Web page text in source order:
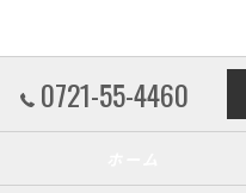
0721-55-4460